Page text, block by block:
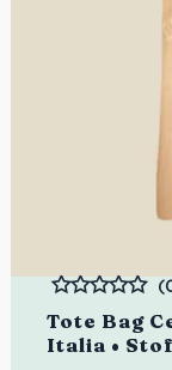
Tote Bag
Italia •
Bewertet